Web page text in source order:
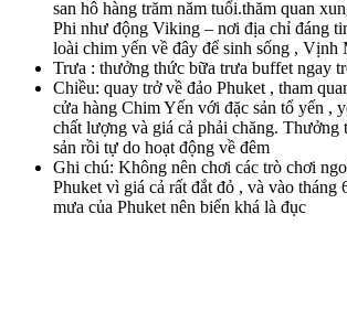
san hô hàng trăm năm tuổi.thăm quan
Phi như động Viking – nơi địa chỉ đáng
loài chim yến về đây để sinh sống ,
Trưa : thưởng thức bữa trưa buffet ngay
Chiều: quay trở về đảo Phuket , tham
cửa hàng Chim Yến với đặc sản tổ yến ,
chất lượng và giá cả phải chăng. Thưởng
sản rồi tự do hoạt động về đêm
Ghi chú: Không nên chơi các trò chơi
Phuket vì giá cả rất đắt đỏ , và vào tháng
mưa của Phuket nên biển khá là đục